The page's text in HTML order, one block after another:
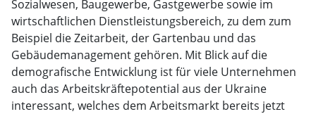
Sozialwesen, Baugewerbe, Gastgewerbe sowie im
wirtschaftlichen Dienstleistungsbereich, zu dem zum
Beispiel die Zeitarbeit, der Gartenbau und das
Gebäudemanagement gehören. Mit Blick auf die
demografische Entwicklung ist für viele Unternehmen
auch das Arbeitskräftepotential aus der Ukraine
interessant, welches dem Arbeitsmarkt bereits jetzt